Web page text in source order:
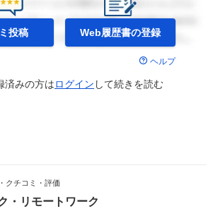
投稿 Web履歴書の登録
ヘルプ
済みの方はログイン して続きを読む
クチコミ・評価
・リモートワーク